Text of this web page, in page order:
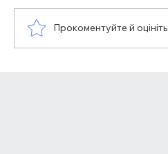
Прокоментуйте й оцініть